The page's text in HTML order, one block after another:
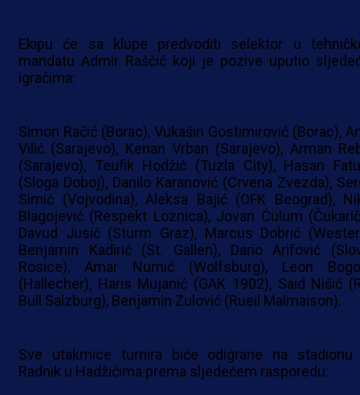
Ekipu će sa klupe predvoditi selektor u
mandatu Admir Raščić koji je pozive uputio
igračima:
Simon Račić (Borac), Vukašin Gostimirović (Borac),
Vilić (Sarajevo), Kenan Vrban (Sarajevo), Arman
(Sarajevo), Teufik Hodžić (Tuzla City), Hasan
(Sloga Doboj), Danilo Karanović (Crvena Zvezda),
Simić (Vojvodina), Aleksa Bajić (OFK Beograd),
Blagojević (Respekt Loznica), Jovan Ćulum
Davud Jusić (Sturm Graz), Marcus Dobrić
Benjamin Kadirić (St. Gallen), Dario Arifović
Rosice), Amar Numić (Wolfsburg), Leon
(Hallecher), Haris Mujanić (GAK 1902), Said Nišić
Bull Salzburg), Benjamin Zulović (Rueil Malmaison).
Sve utakmice turnira biće odigrane na stadionu
Radnik u Hadžićima prema sljedećem rasporedu: